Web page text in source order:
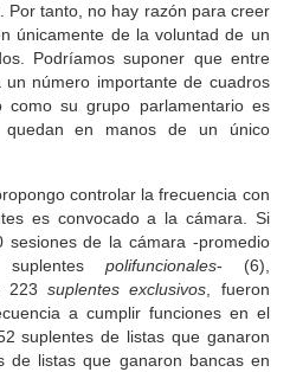
Por tanto, no hay razón para creer
únicamente de la voluntad de un
Podríamos suponer que entre
número importante de cuadros
como su grupo parlamentario es
quedan en manos de un único
controlar la frecuencia con
es convocado a la cámara. Si
de la cámara -promedio
suplentespolifuncionales- (6),
223suplentes exclusivos , fueron
a cumplir funciones en el
suplentes de listas que ganaron
de listas que ganaron bancas en